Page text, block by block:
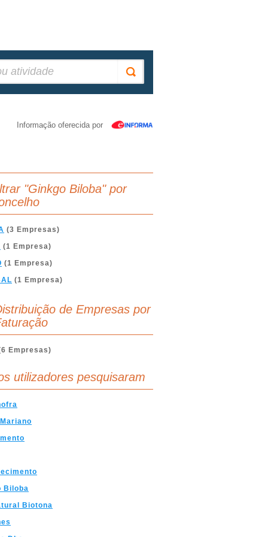
Informação oferecida por
"Ginkgo Biloba" por
(3 Empresas)
(1 Empresa)
(1 Empresa)
(1 Empresa)
de Empresas por
Empresas)
utilizadores pesquisaram
Biloba
Biotona